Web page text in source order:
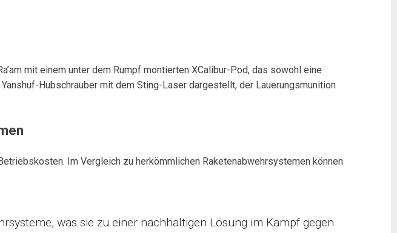
mit einem unter dem Rumpf montierten XCalibur-Pod, das sowohl eine
Hubschrauber mit dem Sting-Laser dargestellt, der Lauerungsmunition
Im Vergleich zu herkömmlichen Raketenabwehrsystemen können
was sie zu einer nachhaltigen Lösung im Kampf gegen